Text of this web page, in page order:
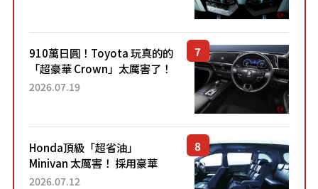
910萬日圓！Toyota 玩真的的
「超豪華 Crown」太厲害了！
採用由「匠人技藝」打造的
2026.07.19
Honda頂級「超省油」
Minivan 太厲害！ 採用豪華
「真皮座椅」與專屬「黑色內
2026.07.12